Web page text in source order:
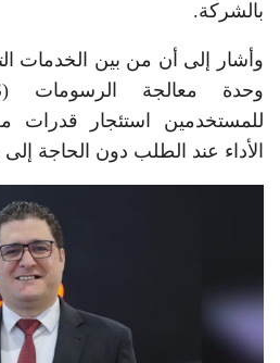
بالشركة.
وأشار إلى أن من بين الخدمات
للمستخدمين استئجار قدرات
الأداء عند الطلب دون الحاجة